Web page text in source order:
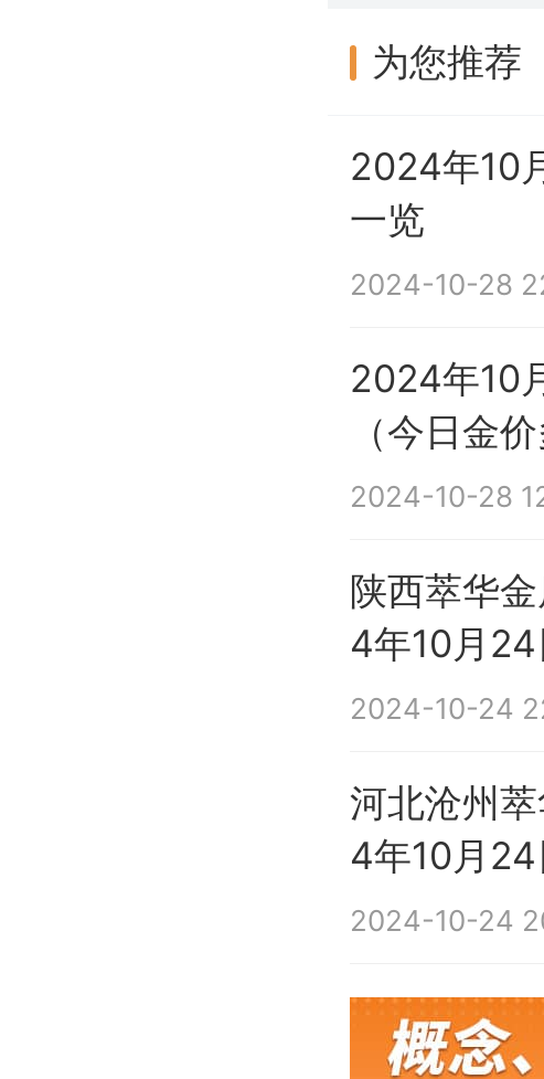
为您推荐
2024年10
一览
2024-10-28
2024年10
（今日金
2024-10-28
陕西萃华
4年10月24
2024-10-24
河北沧州
4年10月24
2024-10-24